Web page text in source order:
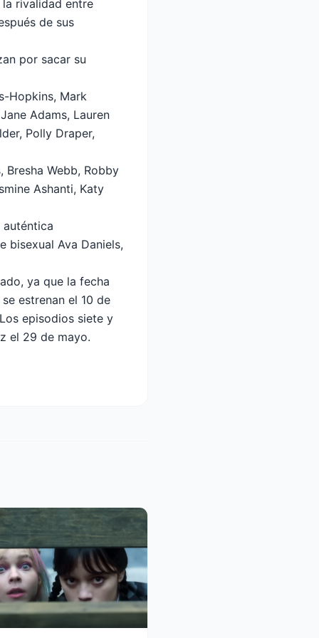
rivalidad entre
de sus
por sacar su
Hopkins, Mark
Adams, Lauren
Polly Draper,
Webb, Robby
Ashanti, Katy
bisexual Ava Daniels,
ya que la fecha
estrenan el 10 de
episodios siete y
el 29 de mayo.